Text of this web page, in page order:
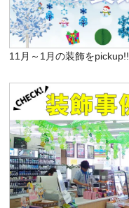
11月～1月の装飾をpickup!!